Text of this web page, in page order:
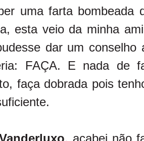
uma farta bombeada
esta veio da minha
dar um conselho
FAÇA. E nada de
faça dobrada pois
, acabei não